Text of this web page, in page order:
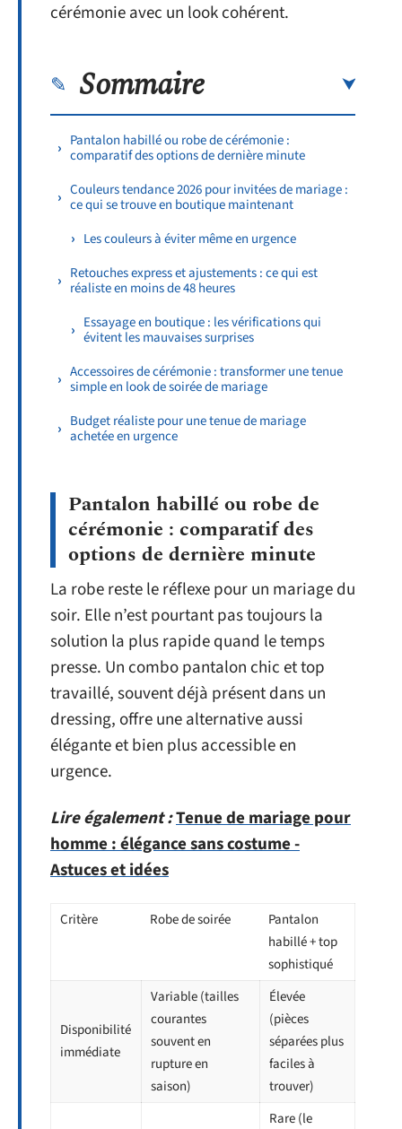
cérémonie avec un look cohérent.
Sommaire
Pantalon habillé ou robe de cérémonie :
comparatif des options de dernière minute
Couleurs tendance 2026 pour invitées de mariage :
ce qui se trouve en boutique maintenant
Les couleurs à éviter même en urgence
Retouches express et ajustements : ce qui est
réaliste en moins de 48 heures
Essayage en boutique : les vérifications qui
évitent les mauvaises surprises
Accessoires de cérémonie : transformer une tenue
simple en look de soirée de mariage
Budget réaliste pour une tenue de mariage
achetée en urgence
Pantalon habillé ou robe de
cérémonie : comparatif des
options de dernière minute
La robe reste le réflexe pour un mariage du
soir. Elle n’est pourtant pas toujours la
solution la plus rapide quand le temps
presse. Un combo pantalon chic et top
travaillé, souvent déjà présent dans un
dressing, offre une alternative aussi
élégante et bien plus accessible en
urgence.
Lire également :Tenue de mariage pour
homme : élégance sans costume -
Astuces et idées
Critère Robe de soirée
Pantalon
habillé + top
sophistiqué
Disponibilité
immédiate
Variable (tailles
courantes
souvent en
rupture en
saison)
Élevée
(pièces
séparées plus
faciles à
trouver)
Rare (le